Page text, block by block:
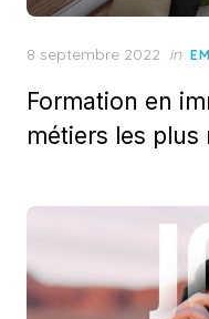
Posted
8 septembre 2022 in
Formation en
métiers les plus